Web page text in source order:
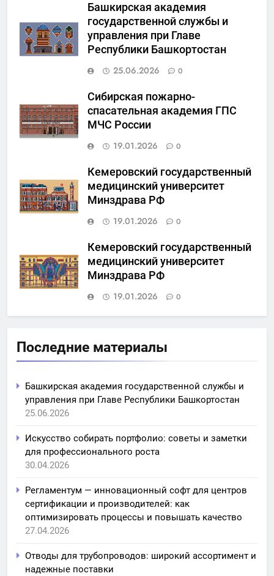
Башкирская академия
государственной службы и
управления при Главе
Республики Башкортостан
25.06.2026
0
Сибирская пожарно-
спасательная академия ГПС
МЧС России
19.01.2026
0
Кемеровский государственный
медицинский университет
Минздрава РФ
19.01.2026
0
Кемеровский государственный
медицинский университет
Минздрава РФ
19.01.2026
0
Последние материалы
Башкирская академия государственной службы и
управления при Главе Республики Башкортостан
25.06.2026
Искусство собирать портфолио: советы и заметки
для профессионального роста
30.04.2026
Регламентум — инновационный софт для центров
сертификации и производителей: как
оптимизировать процессы и повышать качество
27.04.2026
Отводы для трубопроводов: широкий ассортимент и
надежные поставки